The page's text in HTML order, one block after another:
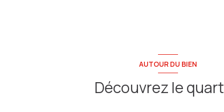
AUTOUR DU BIEN
Découvrez le